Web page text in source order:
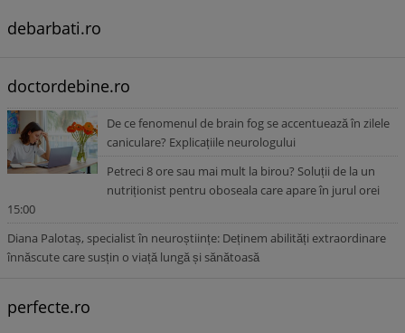
debarbati.ro
doctordebine.ro
De ce fenomenul de brain fog se accentuează în zilele
caniculare? Explicațiile neurologului
Petreci 8 ore sau mai mult la birou? Soluții de la un
nutriționist pentru oboseala care apare în jurul orei
15:00
Diana Palotaș, specialist în neuroștiințe: Deținem abilități extraordinare
înnăscute care susțin o viață lungă și sănătoasă
perfecte.ro